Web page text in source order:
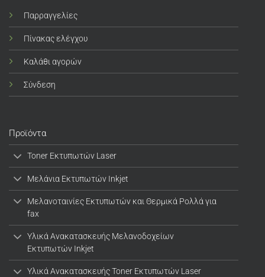
Παρραγγελίες
Πίνακας ελέγχου
Καλάθι αγορών
Σύνδεση
Προϊόντα
Toner Εκτυπωτών Laser
Μελάνια Εκτυπωτών Inkjet
Μελανοταινίες Εκτυπωτών και Θερμικά Ρολλά για
fax
Υλικά Ανακατασκευής Μελανοδοχείων
Εκτυπωτών Inkjet
Υλικά Ανακατασκευής Toner Εκτυπωτών Laser